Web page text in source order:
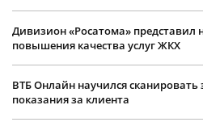
Дивизион «Росатома»
повышения качества услуг ЖКХ
ВТБ Онлайн научился сканировать
показания за клиента